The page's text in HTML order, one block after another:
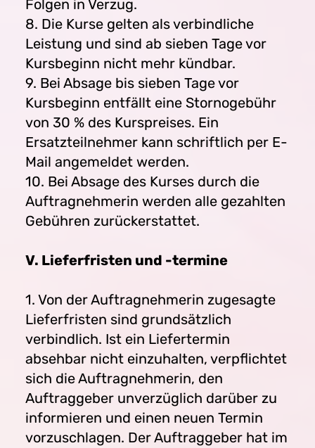
Folgen in Verzug.
8. Die Kurse gelten als verbindliche
Leistung und sind ab sieben Tage vor
Kursbeginn nicht mehr kündbar.
9. Bei Absage bis sieben Tage vor
Kursbeginn entfällt eine Stornogebühr
von 30 % des Kurspreises. Ein
Ersatzteilnehmer kann schriftlich per E-
Mail angemeldet werden.
10. Bei Absage des Kurses durch die
Auftragnehmerin werden alle gezahlten
Gebühren zurückerstattet.
V. Lieferfristen und -termine
1. Von der Auftragnehmerin zugesagte
Lieferfristen sind grundsätzlich
verbindlich. Ist ein Liefertermin
absehbar nicht einzuhalten, verpflichtet
sich die Auftragnehmerin, den
Auftraggeber unverzüglich darüber zu
informieren und einen neuen Termin
vorzuschlagen. Der Auftraggeber hat im